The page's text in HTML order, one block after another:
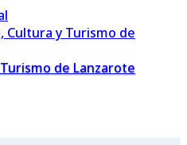
de Lanzarote